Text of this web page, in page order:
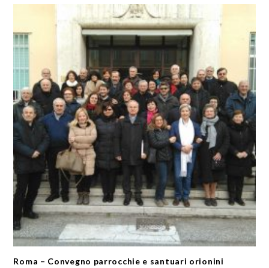
Roma – Convegno parrocchie e santuari orionini